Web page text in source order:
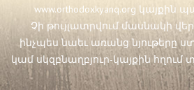
www.orthodoxkyanq.org կայքին
Չի թույլատրվում մասնակի
ինչպես նաեւ առանց նյութերը
կամ սկզբնաղբյուր-կայքին հղում